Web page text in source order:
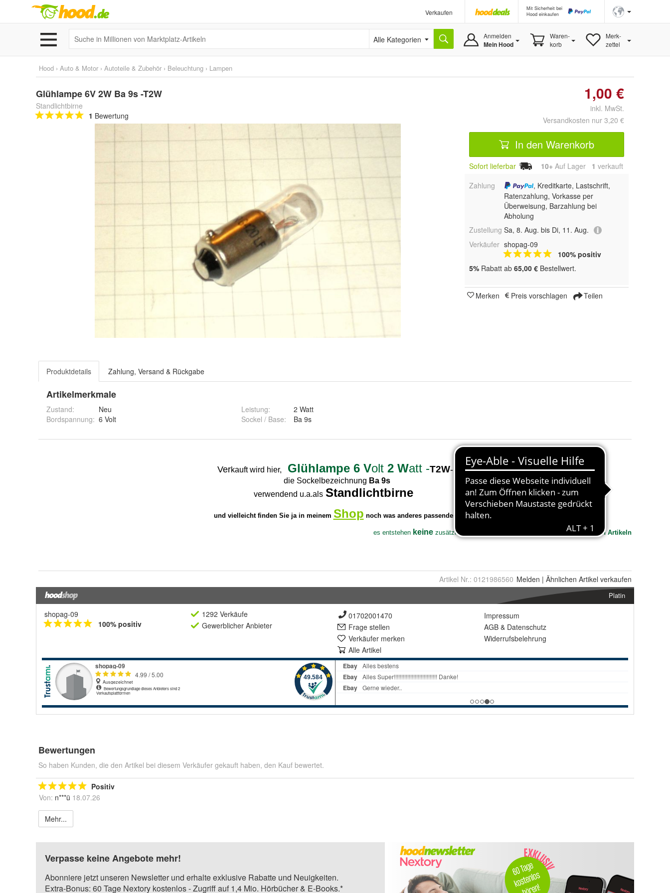
Verkaufen
Mit Sicherheit bei
Hood einkaufen
Alle Kategorien Anmelden
Mein Hood
Waren-
korb
Merk-
zettel
Hood › Auto & Motor › Autoteile & Zubehör › Beleuchtung › Lampen
Glühlampe 6V 2W Ba 9s -T2W
Standlichtbirne
1 Bewertung
1,00 €
inkl. MwSt.
Versandkosten nur 3,20 €
In den Warenkorb
Sofort lieferbar 10+ Auf Lager 1 verkauft
Zahlung
, Kreditkarte, Lastschrift,
Ratenzahlung, Vorkasse per
Überweisung, Barzahlung bei
Abholung
Zustellung Sa, 8. Aug. bis Di, 11. Aug.
Verkäufer shopag-09
100% positiv
5% Rabatt ab 65,00 € Bestellwert.
Merken Preis vorschlagen Teilen
Produktdetails Zahlung, Versand & Rückgabe
Artikelmerkmale
Zustand:
Neu
Bordspannung: 6 Volt
Leistung:
2 Watt
Sockel / Base: Ba 9s
Artikel Nr.: 0121986560 Melden | Ähnlichen Artikel verkaufen
Platin
shopag-09
100% positiv
1292 Verkäufe
Gewerblicher Anbieter
01702001470
Frage stellen
Verkäufer merken
Alle Artikel
Impressum
AGB & Datenschutz
Widerrufsbelehrung
Bewertungen
So haben Kunden, die den Artikel bei diesem Verkäufer gekauft haben, den Kauf bewertet.
Positiv
Von: n***ü 18.07.26
Mehr...
Verpasse keine Angebote mehr!
Abonniere jetzt unseren Newsletter und erhalte exklusive Rabatte und Neuigkeiten.
Extra-Bonus: 60 Tage Nextory kostenlos - Zugriff auf 1,4 Mio. Hörbücher & E-Books.*